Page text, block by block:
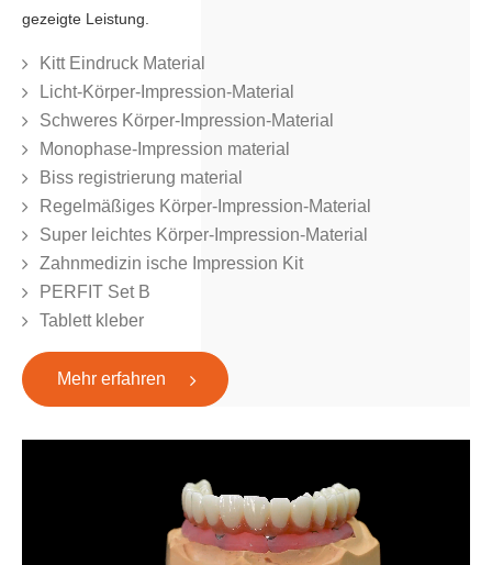
gezeigte Leistung.
Kitt Eindruck Material
Licht-Körper-Impression-Material
Schweres Körper-Impression-Material
Monophase-Impression material
Biss registrierung material
Regelmäßiges Körper-Impression-Material
Super leichtes Körper-Impression-Material
Zahnmedizin ische Impression Kit
PERFIT Set B
Tablett kleber
Mehr erfahren